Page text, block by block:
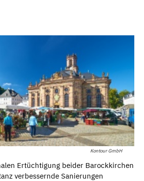
Kontour GmbH
Ertüchtigung beider Barockkirchen
verbessernde Sanierungen